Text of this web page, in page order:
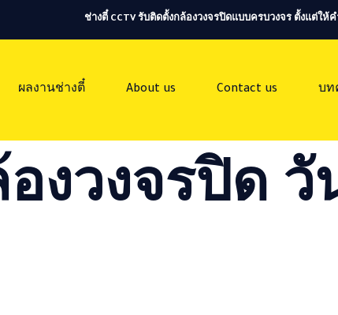
ช่างตี๋ CCTV รับติดตั้งกล้องวงจรปิดแบบครบวงจร ตั้งแต่
ผลงานช่างตี๋ About us Contact us บท
งวงจรปิด วั